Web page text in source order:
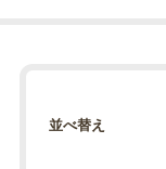
並べ替え